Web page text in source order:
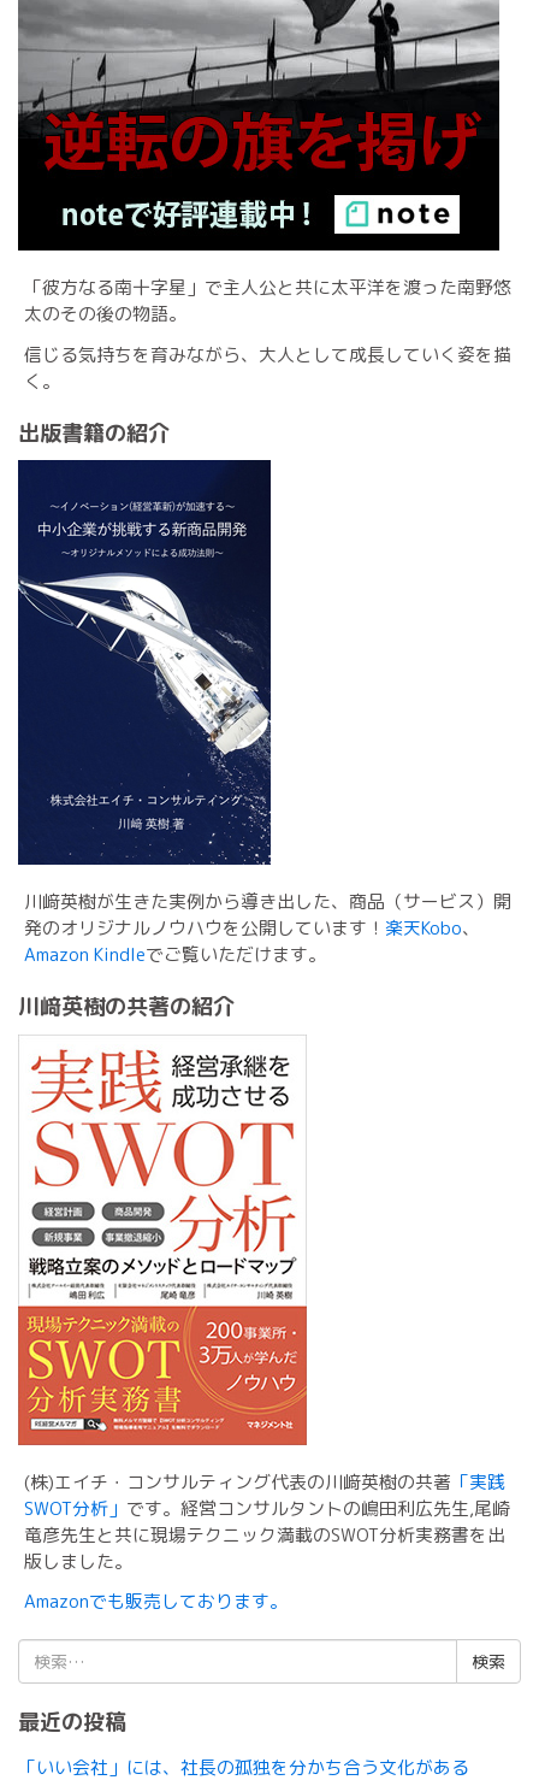
「彼方なる南十字星」で主人公と共に太平洋を渡った南野悠
太のその後の物語。
信じる気持ちを育みながら、大人として成長していく姿を描
く。
出版書籍の紹介
川﨑英樹が生きた実例から導き出した、商品（サービス）開
発のオリジナルノウハウを公開しています！ 楽天Kobo、
Amazon Kindleでご覧いただけます。
川﨑英樹の共著の紹介
(株)エイチ・コンサルティング代表の川﨑英樹の共著 「実践
SWOT分析」 です。経営コンサルタントの嶋田利広先生,尾崎
竜彦先生と共に現場テクニック満載のSWOT分析実務書を出
版しました。
Amazonでも販売しております。
検
索:
最近の投稿
「いい会社」には、社長の孤独を分かち合う文化がある